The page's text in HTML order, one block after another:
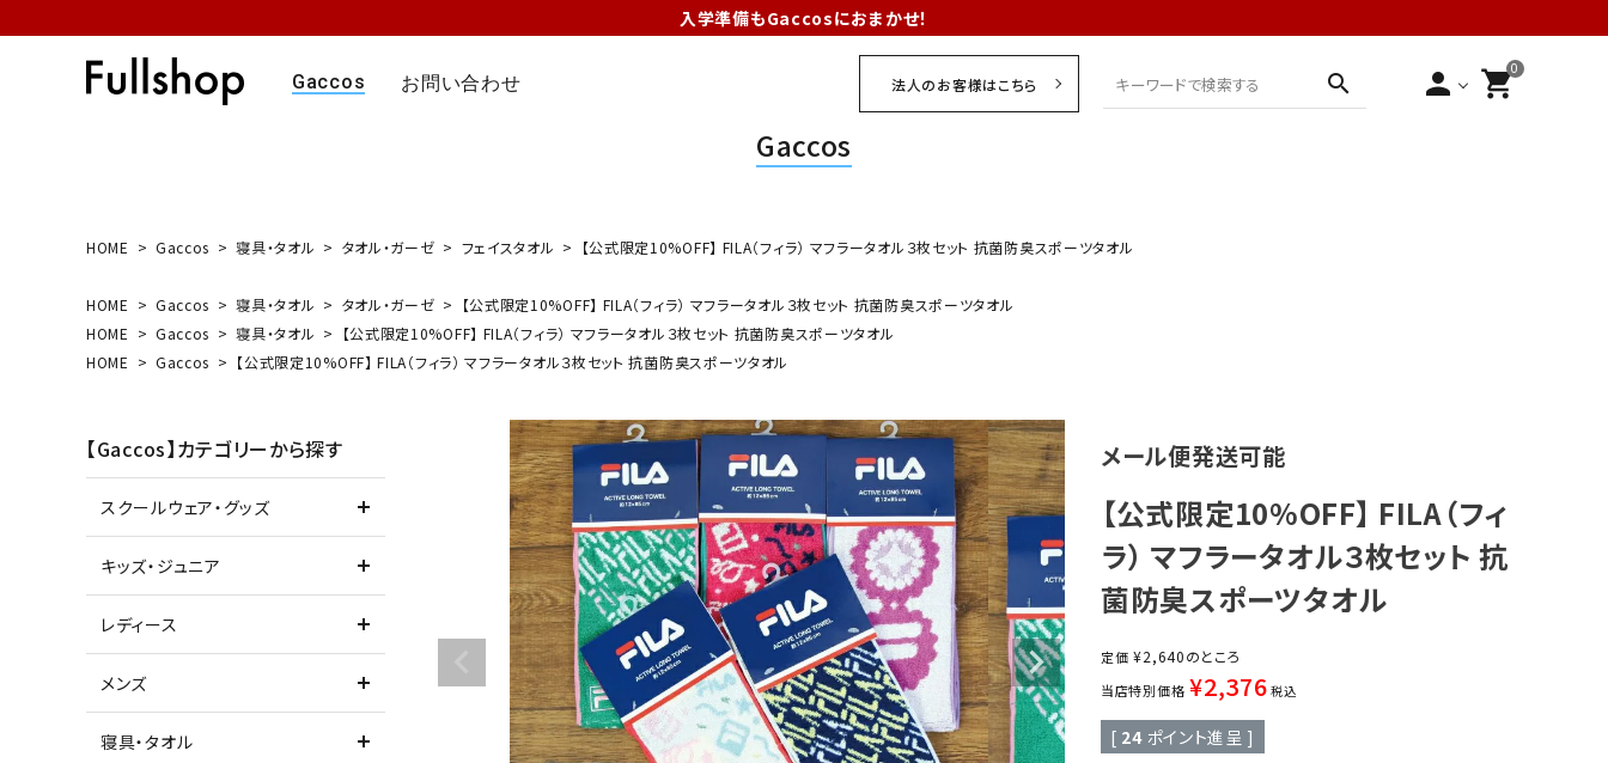
入学準備もGaccosにおまかせ！
Gaccos お問い合わせ 法人のお客様はこちら search person 0
shopping_cart
Gaccos
HOME Gaccos 寝具・タオル タオル・ガーゼ フェイスタオル 【公式限定10%OFF】 FILA（フィラ） マフラータオル３枚セット 抗菌防臭スポーツタオル
HOME Gaccos 寝具・タオル タオル・ガーゼ
【公式限定10%OFF】 FILA（フィラ） マフラータオル３枚セット 抗菌防臭スポーツタオル
HOME
Gaccos 寝具・タオル
【公式限定10%OFF】 FILA（フィラ） マフラータオル３枚セット 抗菌防臭スポーツタオル
HOME
Gaccos 【公式限定10%OFF】 FILA（フィラ） マフラータオル３枚セット 抗菌防臭スポーツタオル
【Gaccos】カテゴリーから探す
スクールウェア・グッズ
キッズ・ジュニア
レディース
メンズ
寝具・タオル
メール便発送可能
【公式限定10%OFF】 FILA（フィ
ラ） マフラータオル３枚セット 抗
菌防臭スポーツタオル
定価 ¥2,640のところ
当店特別価格 ¥2,376 税込
[ 24 ポイント進呈 ]